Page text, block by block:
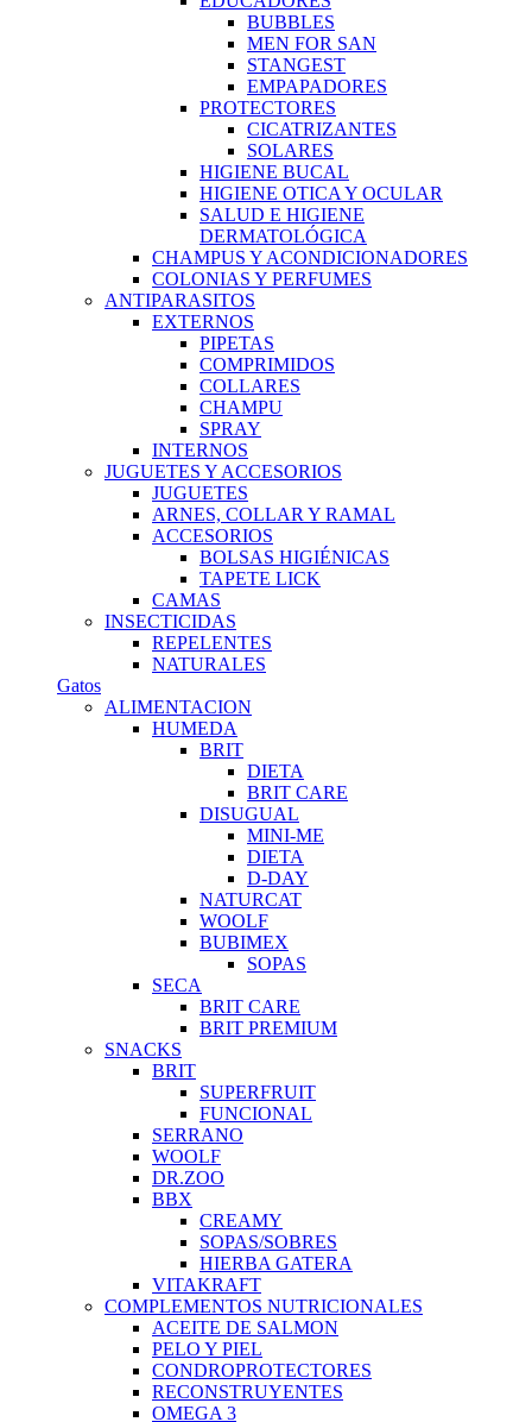
BUBBLES
MEN FOR SAN
STANGEST
EMPAPADORES
PROTECTORES
CICATRIZANTES
SOLARES
HIGIENE BUCAL
HIGIENE OTICA Y OCULAR
SALUD E HIGIENE
DERMATOLÓGICA
CHAMPUS Y ACONDICIONADORES
COLONIAS Y PERFUMES
ANTIPARASITOS
EXTERNOS
PIPETAS
COMPRIMIDOS
COLLARES
CHAMPU
SPRAY
INTERNOS
JUGUETES Y ACCESORIOS
JUGUETES
ARNES, COLLAR Y RAMAL
ACCESORIOS
BOLSAS HIGIÉNICAS
TAPETE LICK
CAMAS
INSECTICIDAS
REPELENTES
NATURALES
Gatos
ALIMENTACION
HUMEDA
BRIT
DIETA
BRIT CARE
DISUGUAL
MINI-ME
DIETA
D-DAY
NATURCAT
WOOLF
BUBIMEX
SOPAS
SECA
BRIT CARE
BRIT PREMIUM
SNACKS
BRIT
SUPERFRUIT
FUNCIONAL
SERRANO
WOOLF
DR.ZOO
BBX
CREAMY
SOPAS/SOBRES
HIERBA GATERA
VITAKRAFT
COMPLEMENTOS NUTRICIONALES
ACEITE DE SALMON
PELO Y PIEL
CONDROPROTECTORES
RECONSTRUYENTES
OMEGA 3